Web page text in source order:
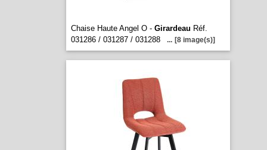
Chaise Haute Angel O - Girardeau Réf.
031286 / 031287 / 031288
... [8 image(s)]